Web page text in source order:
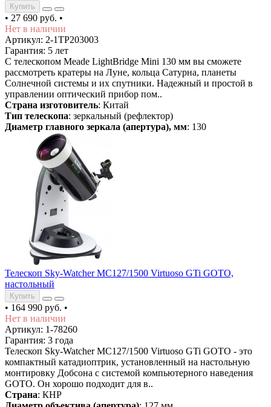
Купить
• 27 690 руб. •
Нет в наличии
Артикул: 2-1TP203003
Гарантия: 5 лет
С телескопом Meade LightBridge Mini 130 мм вы сможете
рассмотреть кратеры на Луне, кольца Сатурна, планеты
Солнечной системы и их спутники. Надежный и простой в
управлении оптический прибор пом..
Страна изготовитель: Китай
Тип телескопа: зеркальный (рефлектор)
Диаметр главного зеркала (апертура), мм: 130
Телескоп Sky-Watcher MC127/1500 Virtuoso GTi GOTO,
настольный
Купить
• 164 990 руб. •
Нет в наличии
Артикул: 1-78260
Гарантия: 3 года
Телескоп Sky-Watcher MC127/1500 Virtuoso GTi GOTO - это
компактный катадиоптрик, установленный на настольную
монтировку Добсона с системой компьютерного наведения
GOTO. Он хорошо подходит для в..
Страна: КНР